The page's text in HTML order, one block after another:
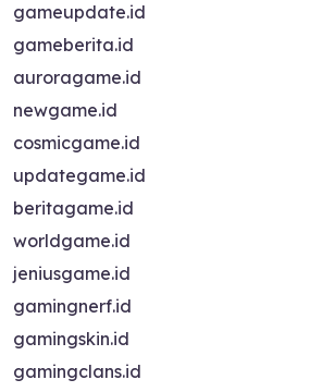
gameupdate.id
gameberita.id
auroragame.id
newgame.id
cosmicgame.id
updategame.id
beritagame.id
worldgame.id
jeniusgame.id
gamingnerf.id
gamingskin.id
gamingclans.id